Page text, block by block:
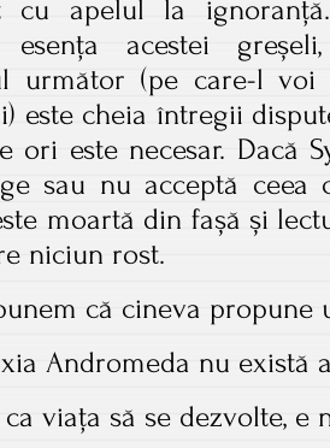
cu apelul la
esența acestei
următor (pe care-l voi
este cheia întregii
ori este necesar. Dacă
sau nu acceptă ceea
moartă din fașă și
niciun rost.
că cineva propune
Andromeda nu există
ca viața să se dezvolte, e